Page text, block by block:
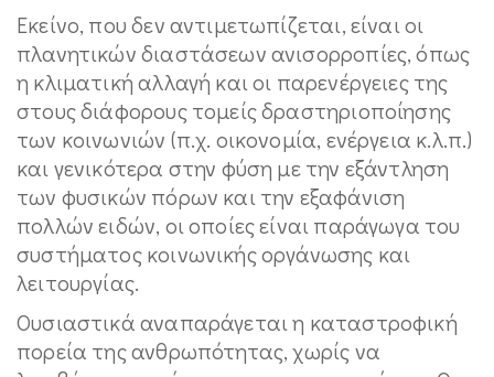
Εκείνο, που δεν αντιμετωπίζεται, είναι οι
πλανητικών διαστάσεων ανισορροπίες, όπως
η κλιματική αλλαγή και οι παρενέργειες της
στους διάφορους τομείς δραστηριοποίησης
των κοινωνιών (π.χ. οικονομία, ενέργεια κ.λ.π.)
και γενικότερα στην φύση με την εξάντληση
των φυσικών πόρων και την εξαφάνιση
πολλών ειδών, οι οποίες είναι παράγωγα του
συστήματος κοινωνικής οργάνωσης και
λειτουργίας.
Ουσιαστικά αναπαράγεται η καταστροφική
πορεία της ανθρωπότητας, χωρίς να